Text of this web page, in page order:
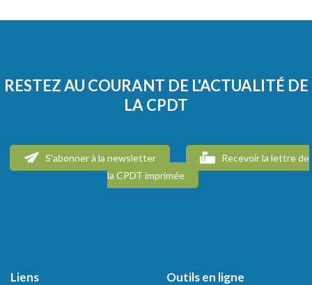
RESTEZ AU COURANT DE L'ACTUALITÉ DE
LA CPDT
S'abonner à la newsletter
Recevoir la lettre de
la CPDT imprimée
Liens Outils en ligne